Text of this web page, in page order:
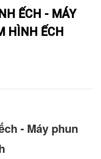
ẾCH - MÁY
HÌNH ẾCH
- Máy phun